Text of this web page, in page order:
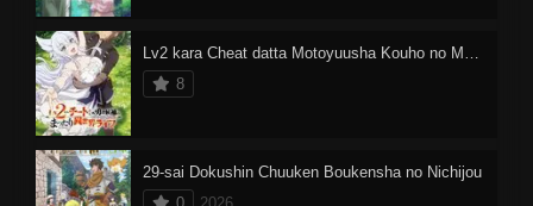
8
29-sai Dokushin Chuuken Boukensha no Nichijou